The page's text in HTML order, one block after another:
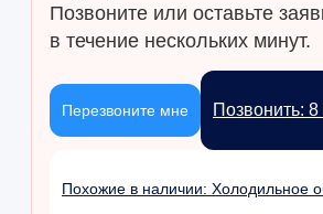
Позвоните или оставьте
в течение нескольких минут.
Позвонить:
Перезвоните мне
Похожие в наличии: Холодильное